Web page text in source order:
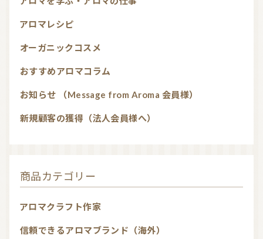
アロマレシピ
オーガニックコスメ
おすすめアロマコラム
お知らせ （Message from Aroma 会員様）
新規顧客の獲得（法人会員様へ）
商品カテゴリー
アロマクラフト作家
信頼できるアロマブランド（海外）